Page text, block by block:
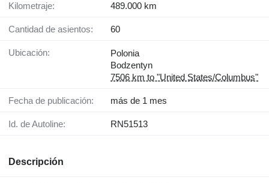
Kilometraje: 489.000 km
Cantidad de asientos: 60
Ubicación:
Polonia
Bodzentyn
7506 km to "United States/Columbus"
Fecha de publicación: más de 1 mes
Id. de Autoline: RN51513
Descripción